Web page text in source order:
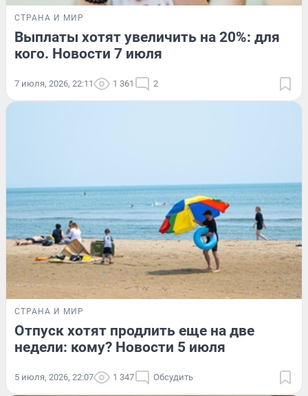
СТРАНА И МИР
Выплаты хотят увеличить на 20%: для
кого. Новости 7 июля
7 июля, 2026, 22:11 1 361 2
СТРАНА И МИР
Отпуск хотят продлить еще на две
недели: кому? Новости 5 июля
5 июля, 2026, 22:07 1 347 Обсудить